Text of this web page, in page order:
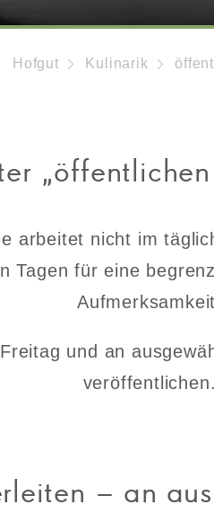
Hofgut Kulinarik
arbeitet nicht im
Tagen für eine
und an
veröffentlichen.
– an